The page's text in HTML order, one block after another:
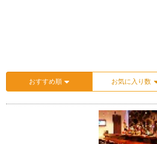
おすすめ順 お気に入り数